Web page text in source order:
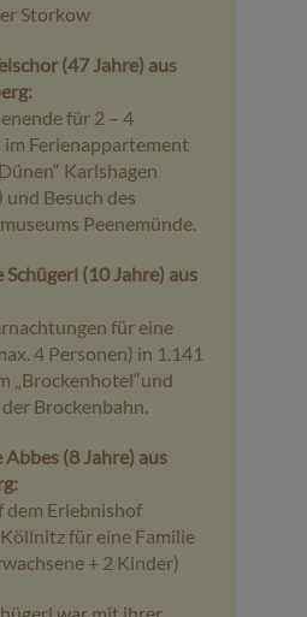
Storkow
(47 Jahre) aus
für 2 – 4
im Ferienappartement
Karlshagen
und Besuch des
Peenemünde.
Schügerl (10 Jahre) aus
für eine
4 Personen) in 1.141
„Brockenhotel“und
Brockenbahn.
Abbes (8 Jahre) aus
dem Erlebnishof
für eine Familie
+ 2 Kinder)